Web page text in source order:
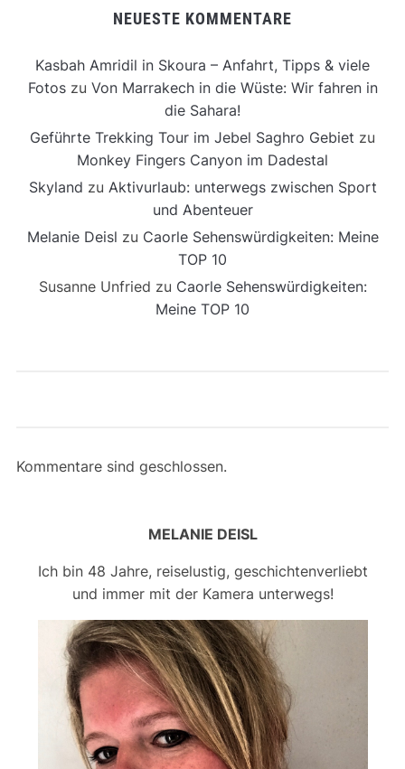
NEUESTE KOMMENTARE
Kasbah Amridil in Skoura – Anfahrt, Tipps & viele
Fotoszu Von Marrakech in die Wüste: Wir fahren in
die Sahara!
Geführte Trekking Tour im Jebel Saghro Gebiet zu
Monkey Fingers Canyon im Dadestal
Skyland zu Aktivurlaub: unterwegs zwischen Sport
und Abenteuer
Melanie Deisl zu Caorle Sehenswürdigkeiten: Meine
TOP 10
Susanne Unfried zu Caorle Sehenswürdigkeiten:
Meine TOP 10
Kommentare sind geschlossen.
MELANIE DEISL
Ich bin 48 Jahre, reiselustig, geschichtenverliebt
und immer mit der Kamera unterwegs!